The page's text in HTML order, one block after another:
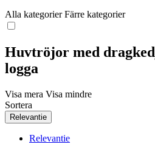
Alla kategorier Färre kategorier
Huvtröjor med
logga
Visa mera Visa mindre
Sortera
Relevantie
Relevantie